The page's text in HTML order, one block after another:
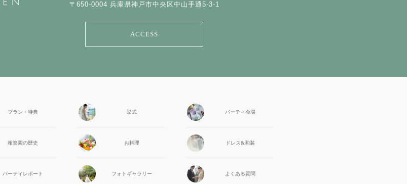
〒650-0004 兵庫県神戸市中央区中山手通5-3-1
ACCESS
プラン・特典 挙式 パーティ会場
相楽園の歴史 お料理 ドレス&和装
パーティ レポート フォト ギャラリー よくある質問